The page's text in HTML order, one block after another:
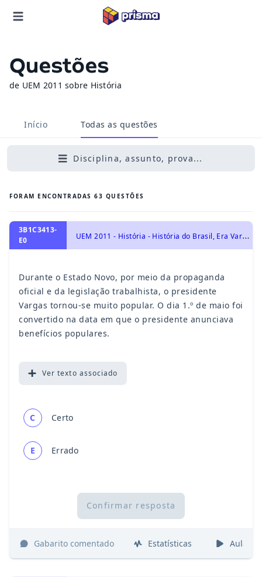
Questões
de UEM 2011 sobre História
Início Todas as questões
Disciplina, assunto, prova...
FORAM ENCONTRADAS 63 QUESTÕES
3B1C3413-
E0
U
EM 2011 - História - História do Brasil, Era Vargas – 1930-1954
Durante o Estado Novo, por meio da propaganda
oficial e da legislação trabalhista, o presidente
Vargas tornou-se muito popular. O dia 1.º de maio foi
convertido na data em que o presidente anunciava
benefícios populares.
Ver texto associado
C Certo
E Errado
Confirmar resposta
Gabarito comentado Estatísticas Aulas